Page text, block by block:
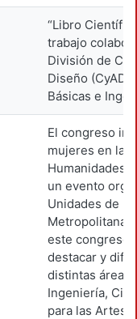
“Libro
trabajo
División de
Diseño (CyAD)
Básicas e
El congreso
mujeres en las
Humanidades
un evento
Unidades de
Metropolitana.
este congreso
destacar y
distintas
Ingeniería,
para las Artes